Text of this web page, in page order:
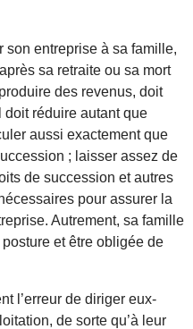
son entreprise à sa famille,
sa retraite ou sa mort
des revenus, doit
doit réduire autant que
aussi exactement que
; laisser assez de
de succession et autres
pour assurer la
Autrement, sa famille
et être obligée de
l’erreur de diriger eux-
de sorte qu’à leur